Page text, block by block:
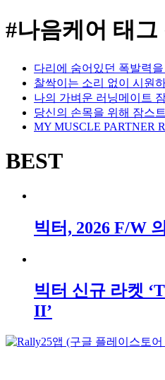
#나음케어 태그
다리에 숨어있던 폭발력
찰싹이는 소리 없이 시원
나의 가벼운 러닝메이트
당신의 손목을 위해 잠스
MY MUSCLE PARTNER
BEST
빅터, 2026 F/W
빅터 신규 라켓
II’